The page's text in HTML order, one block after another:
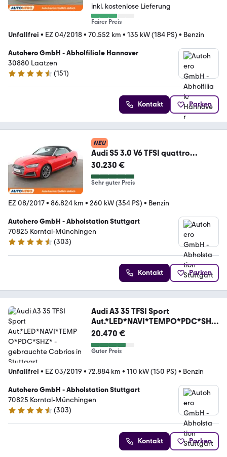
inkl. kostenlose Lieferung
Fairer Preis
Unfallfrei • EZ 04/2018• 70.552 km • 135 kW (184 PS) • Benzin
Autohero GmbH - Abholfiliale Hannover
30880 Laatzen
4.7 Sterne
(151)
Kontakt Parken
NEU
Audi S5 3.0 V6 TFSI quattro
Aut.*NAVI*HUD*LED*
30.230 €
Sehr guter Preis
EZ 08/2017• 86.824 km • 260 kW (354 PS) • Benzin
Autohero GmbH - Abholstation Stuttgart
70825 Korntal-Münchingen
4.4 Sterne
(303)
Kontakt Parken
Audi A3 35 TFSI Sport
Aut.*LED*NAVI*TEMPO*PDC*SHZ
*
20.470 €
Guter Preis
Unfallfrei • EZ 03/2019 • 72.884 km • 110 kW (150 PS) • Benzin
Autohero GmbH - Abholstation Stuttgart
70825 Korntal-Münchingen
4.4 Sterne
(303)
Kontakt Parken